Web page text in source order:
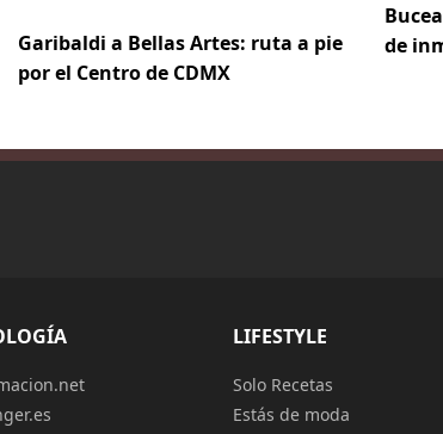
Garibaldi a Bellas Artes: ruta a pie
por el Centro de CDMX
de
LIFESTYLE
Solo Recetas
Estás de moda